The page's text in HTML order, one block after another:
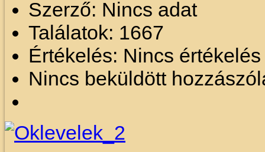
Szerző: Nincs adat
Találatok: 1667
Értékelés: Nincs
Nincs beküldött